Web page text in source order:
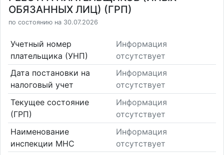
ОБЯЗАННЫХ ЛИЦ) (ГРП)
по состоянию на 30.07.2026
Учетный номер
плательщика (УНП)
Информация
отсутствует
Дата постановки на
налоговый учет
Информация
отсутствует
Текущее состояние
(ГРП)
Информация
отсутствует
Наименование
инспекции МНС
Информация
отсутствует